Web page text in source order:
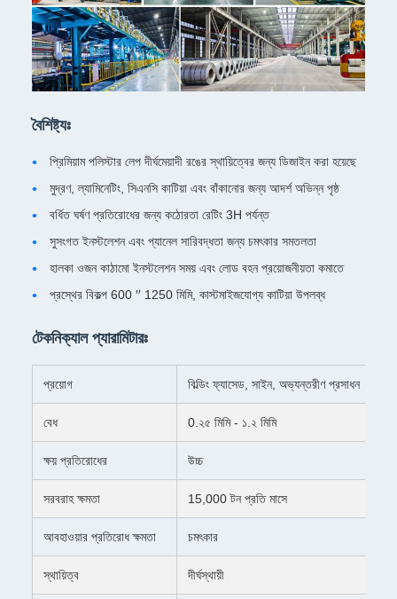
বৈশিষ্ট্যঃ
প্রিমিয়াম পলিস্টার লেপ দীর্ঘমেয়াদী রঙের স্থায়িত্বের জন্য ডিজাইন করা হয়েছে
মুদ্রণ, ল্যামিনেটিং, সিএনসি কাটিয়া এবং বাঁকানোর জন্য আদর্শ অভিন্ন পৃষ্ঠ
বর্ধিত ঘর্ষণ প্রতিরোধের জন্য কঠোরতা রেটিং 3H পর্যন্ত
সুসংগত ইনস্টলেশন এবং প্যানেল সারিবদ্ধতা জন্য চমৎকার সমতলতা
হালকা ওজন কাঠামো ইনস্টলেশন সময় এবং লোড বহন প্রয়োজনীয়তা কমাতে
প্রস্থের বিকল্প 600 ′′ 1250 মিমি, কাস্টমাইজযোগ্য কাটিয়া উপলব্ধ
টেকনিক্যাল প্যারামিটারঃ
প্রয়োগ বিল্ডিং ফ্যাসেড, সাইন, অভ্যন্তরীণ প্রসাধন
বেধ 0.২৫ মিমি - ১.২ মিমি
ক্ষয় প্রতিরোধের উচ্চ
সরবরাহ ক্ষমতা 15,000 টন প্রতি মাসে
আবহাওয়ার প্রতিরোধ ক্ষমতা চমৎকার
স্থায়িত্ব দীর্ঘস্থায়ী